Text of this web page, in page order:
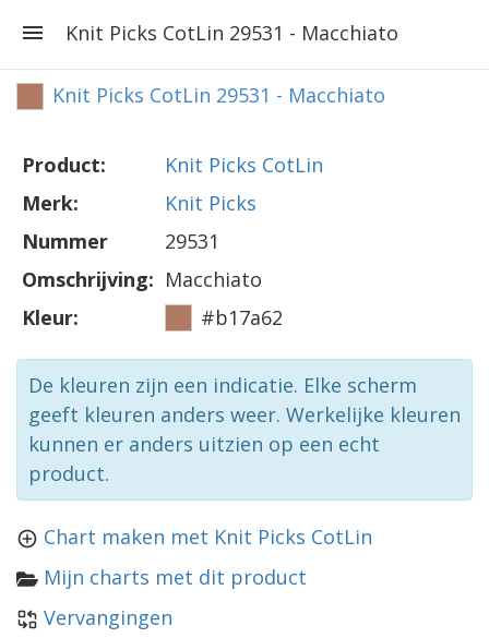
Knit Picks CotLin 29531 - Macchiato
Knit Picks CotLin 29531 - Macchiato
Product:
Knit Picks CotLin
Merk:
Knit Picks
Nummer
29531
Omschrijving: Macchiato
Kleur:
#b17a62
De kleuren zijn een indicatie. Elke scherm
geeft kleuren anders weer. Werkelijke kleuren
kunnen er anders uitzien op een echt
product.
Chart maken met Knit Picks CotLin
Mijn charts met dit product
Vervangingen